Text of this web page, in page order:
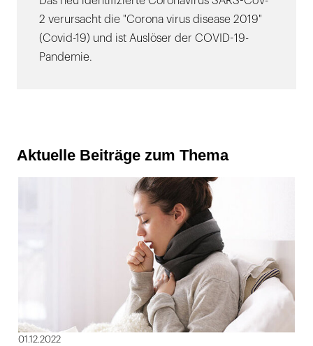
2 verursacht die "Corona virus disease 2019"
(Covid-19) und ist Auslöser der COVID-19-
Pandemie.
Aktuelle Beiträge zum Thema
01.12.2022